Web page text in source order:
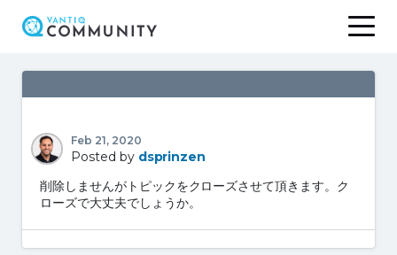
content
Feb 21, 2020
Posted by dsprinzen
削除しませんがトピックをクローズさせて頂きます。ク
ローズで大丈夫でしょうか。